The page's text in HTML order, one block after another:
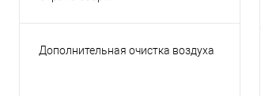
Дополнительная очистка воздуха